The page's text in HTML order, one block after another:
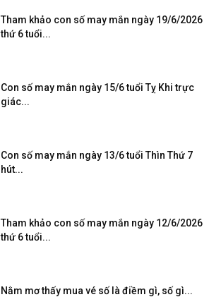
Tham khảo con số may mắn ngày 19/6/2026
thứ 6 tuổi...
Con số may mắn ngày 15/6 tuổi Tỵ Khi trực
giác...
Con số may mắn ngày 13/6 tuổi Thìn Thứ 7
hút...
Tham khảo con số may mắn ngày 12/6/2026
thứ 6 tuổi...
Nằm mơ thấy mua vé số là điềm gì, số gì...